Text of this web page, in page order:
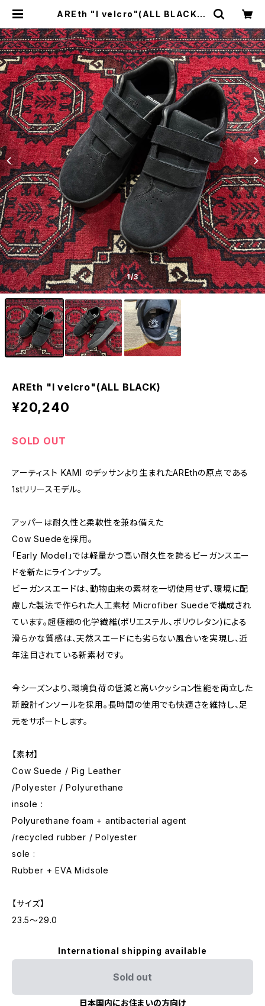
AREth "I velcro"(ALL BLACK) |
1/3
AREth "I velcro"(ALL BLACK)
¥20,240
SOLD OUT
アーティスト KAMI のデッサンより生まれたAREthの原点である
1stリリースモデル。
アッパーは耐久性と柔軟性を兼ね備えた
Cow Suedeを採用。
「Early Model」では軽量かつ高い耐久性を誇るビーガンスエー
ドを新たにラインナップ。
ビーガンスエードは、動物由来の素材を一切使用せず、環境に配
慮した製法で作られた人工素材 Microfiber Suedeで構成され
ています。超極細の化学繊維(ポリエステル、ポリウレタン)による
滑らかな質感は、天然スエードにも劣らない風合いを実現し、近
年注目されている新素材です。
今シーズンより、環境負荷の低減と高いクッション性能を両立した
新設計インソールを採用。長時間の使用でも快適さを維持し、足
元をサポートします。
【素材】
Cow Suede / Pig Leather
/Polyester / Polyurethane
insole :
Polyurethane foam + antibacterial agent
/recycled rubber / Polyester
sole :
Rubber + EVA Midsole
【サイズ】
23.5〜29.0
International shipping available
Sold out
日本国内にお住まいの方向け